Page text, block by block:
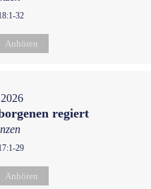
32
Anhören
regiert
29
Anhören